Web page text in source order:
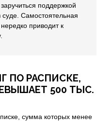
поддержкой
Самостоятельная
приводит к
ПО РАСПИСКЕ,
500 ТЫС.
сумма которых менее